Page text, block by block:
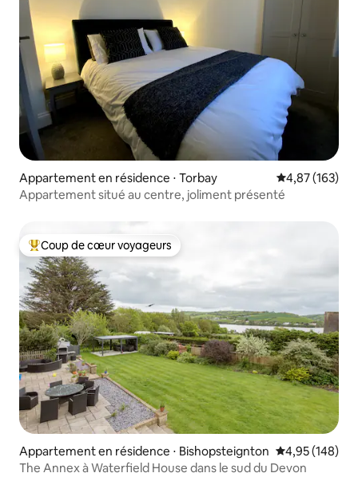
Appartement en résidence ⋅ Torbay Évaluation
4,87 (163)
Appartement situé au centre, joliment présenté
Coups de cœur voyageurs les plus appréciés
Coup de cœur voyageurs
Appartement en résidence ⋅ Bishopsteignton Évaluation
4,95 (148)
The Annex à Waterfield House dans le sud du Devon